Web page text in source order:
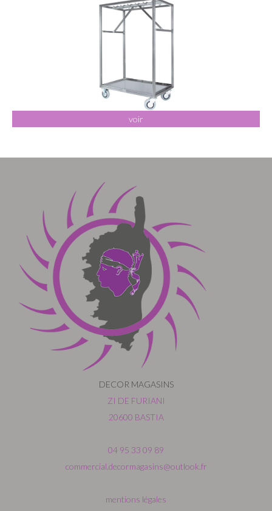
voir
DECOR MAGASINS
ZI DE FURIANI
20600 BASTIA
04 95 33 09 89
commercial.decormagasins@outlook.fr
mentions légales